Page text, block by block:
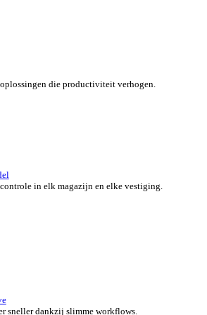
in beweging met snelle, nauwkeurige